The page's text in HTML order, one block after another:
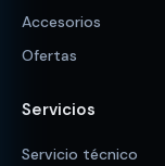
Accesorios
Ofertas
Servicios
Servicio técnico